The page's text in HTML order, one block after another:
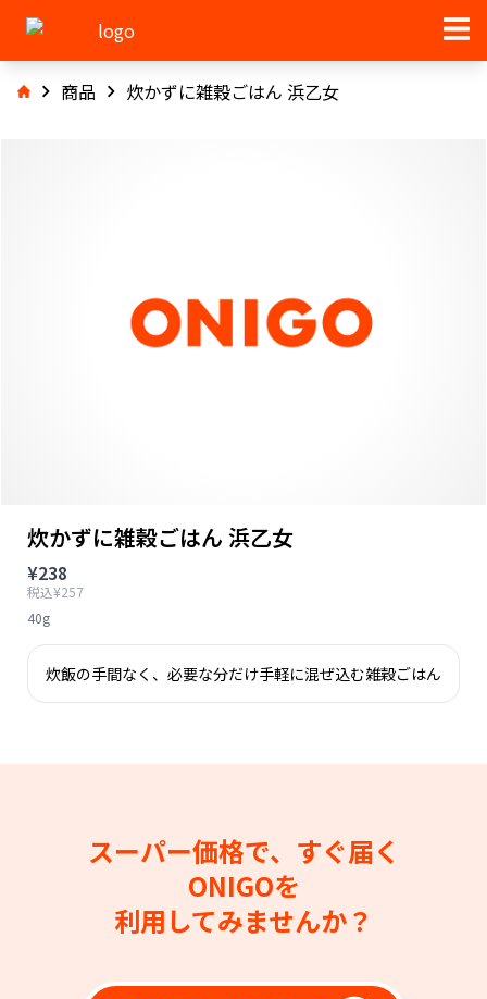
商品 炊かずに雑穀ごはん 浜乙女
炊かずに雑穀ごはん 浜乙女
¥238
税込¥257
40g
炊飯の手間なく、必要な分だけ手軽に混ぜ込む雑穀ごはん
スーパー価格で、すぐ届く
ONIGOを
利用してみませんか？